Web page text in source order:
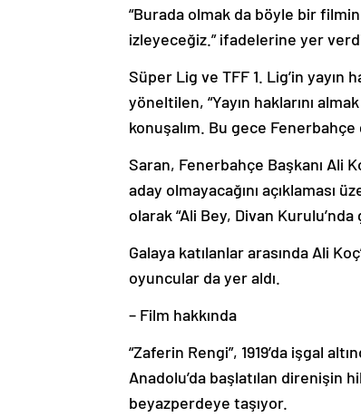
“Burada olmak da böyle bir
izleyeceğiz.” ifadelerine yer
Süper Lig ve TFF 1. Lig’in yayın
yöneltilen, “Yayın haklarını
konuşalım. Bu gece Fenerbahçe
Saran, Fenerbahçe Başkanı Ali
aday olmayacağını açıklaması
olarak “Ali Bey, Divan
Galaya katılanlar arasında Ali
oyuncular da yer aldı.
– Film hakkında
“Zaferin Rengi”, 1919’da işgal
Anadolu’da başlatılan direnişin
beyazperdeye taşıyor.